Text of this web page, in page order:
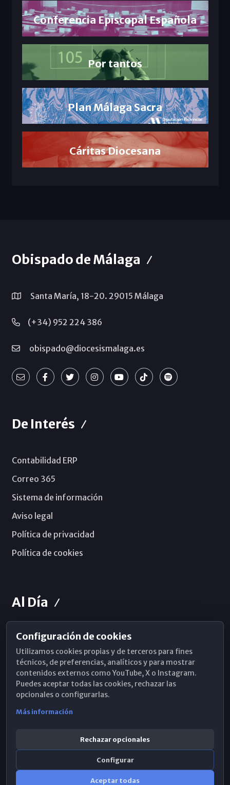
Conferencia Episcopal Española
Por tantos
Plan Málaga Sacra
Cáritas Diocesana
Obispado de Málaga
Santa María, 18-20. 29015 Málaga
(+34) 952 224 386
obispado@diocesismalaga.es
De Interés
Contabilidad ERP
Correo 365
Sistema de información
Aviso legal
Política de privacidad
Política de cookies
Al Día
Horarios de Misa
Hemeroteca
WhatsApp
Configuración de cookies
Utilizamos cookies propias y de terceros para fines
técnicos, de preferencias, analíticos y para mostrar
contenidos externos como YouTube, X o Instagram.
Puedes aceptar todas las cookies, rechazar las
opcionales o configurarlas.
Más información
Rechazar opcionales
Configurar
Aceptar todas